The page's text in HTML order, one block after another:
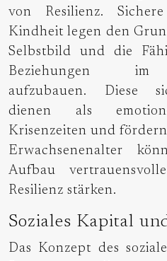
von Resilienz.
Kindheit legen den
Selbstbild und die
Beziehungen im
aufzubauen. Diese
dienen als
Krisenzeiten und
Erwachsenenalter
Aufbau
Resilienz stärken.
Soziales Kapital
Das Konzept des